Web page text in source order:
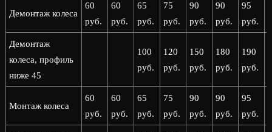
Демонтаж колеса
60
руб.
60
руб.
65
руб.
75
руб.
90
руб.
90
руб.
95
руб.
Демонтаж
колеса, профиль
ниже 45
100
руб.
120
руб.
150
руб.
180
руб.
190
руб.
Монтаж колеса
60
руб.
60
руб.
65
руб.
75
руб.
90
руб.
90
руб.
95
руб.